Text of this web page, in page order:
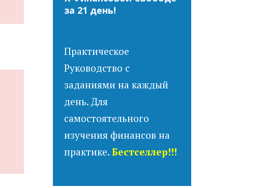
за 21 день!
Практическое
Руководство с
заданиями на каждый
день. Для
самостоятельного
изучения финансов на
практике.Бестселлер!!!